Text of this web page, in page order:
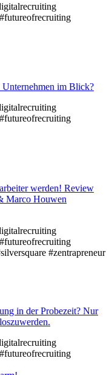
#futureofrecruiting
im Blick?
#futureofrecruiting
werden! Review
Marco Houwen
#futureofrecruiting
#zentrapreneur
in der Probezeit? Nur
#futureofrecruiting